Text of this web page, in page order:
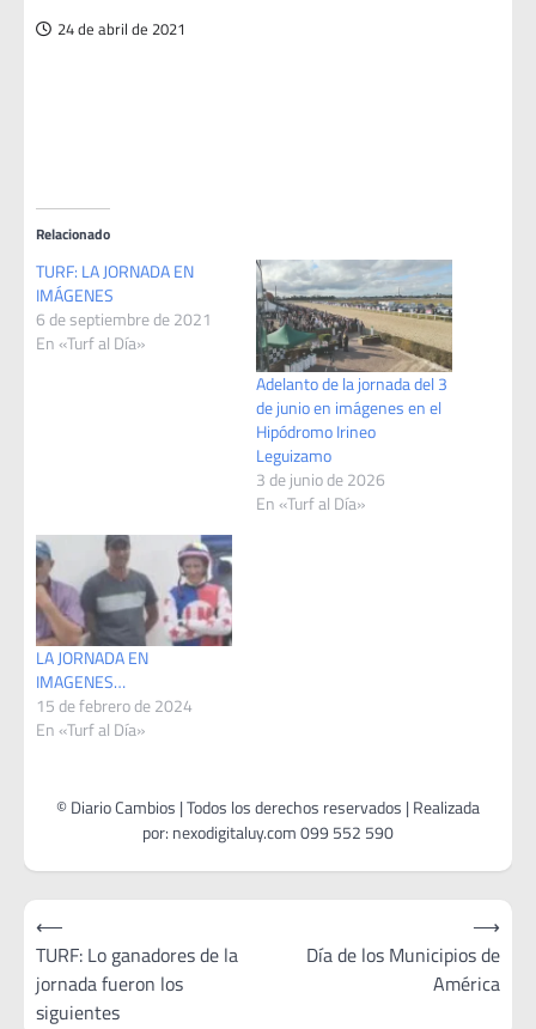
24 de abril de 2021
Relacionado
TURF: LA JORNADA EN
IMÁGENES
6 de septiembre de 2021
En «Turf al Día»
Adelanto de la jornada del 3
de junio en imágenes en el
Hipódromo Irineo
Leguizamo
3 de junio de 2026
En «Turf al Día»
LA JORNADA EN
IMAGENES…
15 de febrero de 2024
En «Turf al Día»
Navegación
de
entradas
⟵
TURF: Lo ganadores de la
jornada fueron los
siguientes
Día de los Municipios de
América
⟶